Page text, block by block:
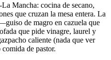
Mancha: cocina de secano,
que cruzan la mesa entera. La
de magro en cazuela que
que pide vinagre, laurel y
caliente (nada que ver
de pastor.